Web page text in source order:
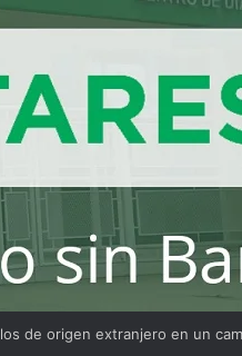
personas durante un evento